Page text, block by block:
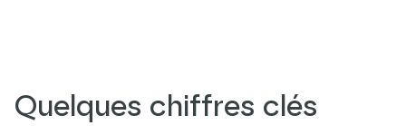
Quelques chiffres clés